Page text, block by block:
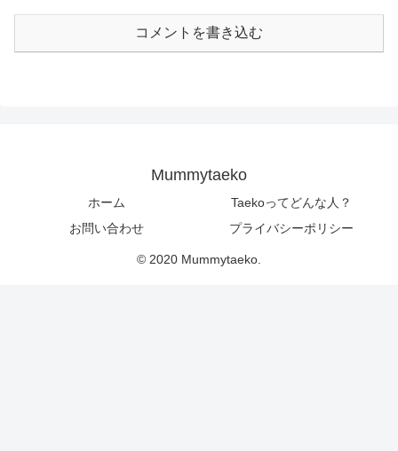
コメントを書き込む
Mummytaeko
ホーム
Taekoってどんな人？
お問い合わせ
プライバシーポリシー
© 2020 Mummytaeko.